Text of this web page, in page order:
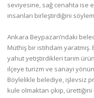
seviyesine, sağ cenahta ise
insanları birleştirdiğini
Ankara Beypazarı’ndaki
Müthiş bir istihdam yaratmış.
yahut yetiştirdikleri tarım
ilçeye turizm ve sanayi
Böylelikle belediye, işlevsiz
kule olmaktan çıkıp,